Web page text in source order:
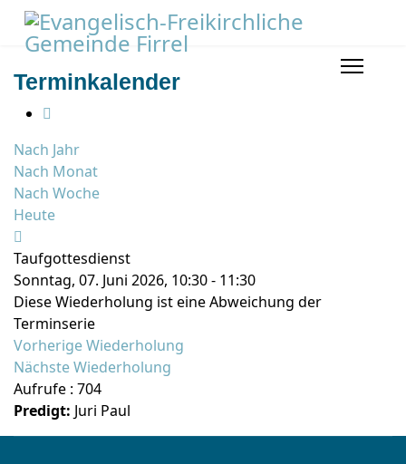
Terminkalender
Nach Jahr
Nach Monat
Nach Woche
Heute
Taufgottesdienst
Sonntag, 07. Juni 2026, 10:30 - 11:30
Diese Wiederholung ist eine Abweichung der
Terminserie
Vorherige Wiederholung
Nächste Wiederholung
Aufrufe : 704
Predigt: Juri Paul